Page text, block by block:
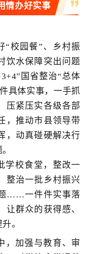
情办好实事
“校园餐”、乡村振
饮水保障突出问题
国省整治“总体
具体实事，一手抓
压紧压实各级各部
，推动市县领导带
，动真碰硬解决行
学校食堂，整改一
整治一批乡村振兴
……一件件实事落
让群众的获得感、
。
，加强与教育、审